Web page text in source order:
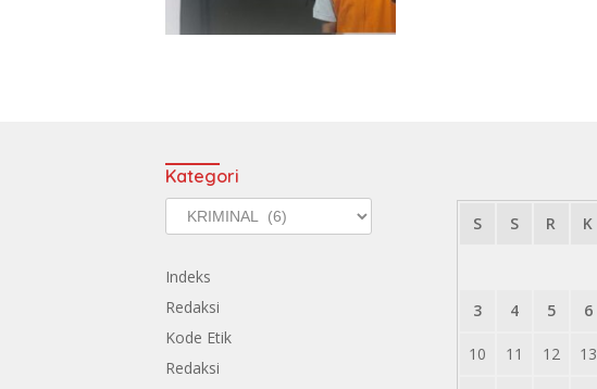
Kategori
Kategori
Indeks
Redaksi
Kode Etik
Redaksi
S S R K
3 4 5 6
10 11 12 13